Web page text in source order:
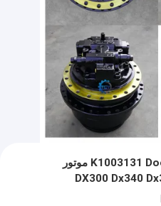
K1003131 Doosan Excavator Final Drive موتور